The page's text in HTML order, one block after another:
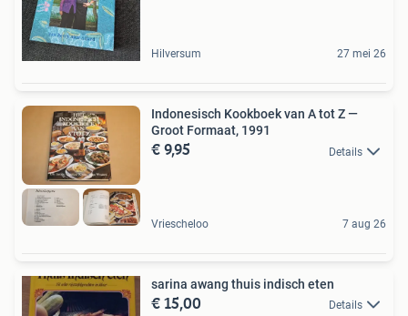
Hilversum 27 mei 26
Indonesisch Kookboek van A tot Z —
Groot Formaat, 1991
€ 9,95 Details
Vriescheloo 7 aug 26
sarina awang thuis indisch eten
€ 15,00 Details